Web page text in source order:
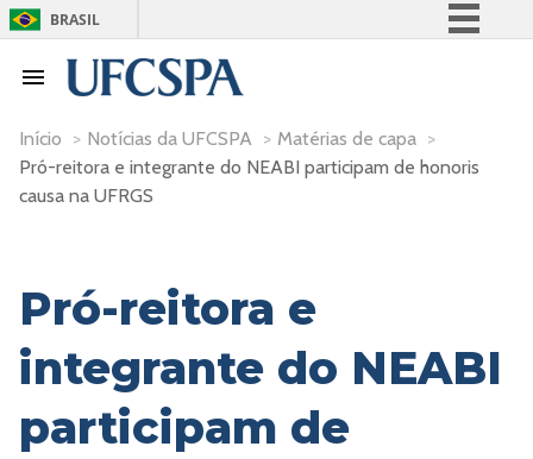
BRASIL
Participe
Acesso à informação
Início > Notícias da UFCSPA > Matérias de capa >
Pró-reitora e integrante do NEABI participam de honoris
causa na UFRGS
Pró-reitora e
integrante do NEABI
participam de